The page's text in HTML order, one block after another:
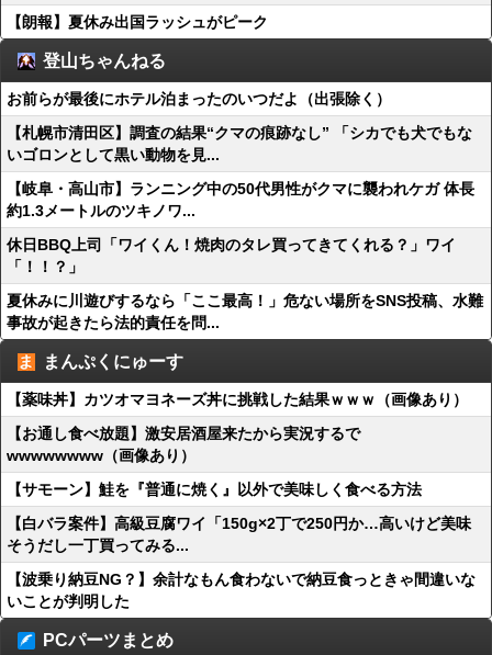
【朗報】夏休み出国ラッシュがピーク
登山ちゃんねる
お前らが最後にホテル泊まったのいつだよ（出張除く）
【札幌市清田区】調査の結果“クマの痕跡なし” 「シカでも犬でもな
いゴロンとして黒い動物を見...
【岐阜・高山市】ランニング中の50代男性がクマに襲われケガ 体長
約1.3メートルのツキノワ...
休日BBQ上司「ワイくん！焼肉のタレ買ってきてくれる？」ワイ
「！！？」
夏休みに川遊びするなら「ここ最高！」危ない場所をSNS投稿、水難
事故が起きたら法的責任を問...
まんぷくにゅーす
【薬味丼】カツオマヨネーズ丼に挑戦した結果ｗｗｗ（画像あり）
【お通し食べ放題】激安居酒屋来たから実況するで
wwwwwwww（画像あり）
【サモーン】鮭を『普通に焼く』以外で美味しく食べる方法
【白バラ案件】高級豆腐ワイ「150g×2丁で250円か…高いけど美味
そうだし一丁買ってみる...
【波乗り納豆NG？】余計なもん食わないで納豆食っときゃ間違いな
いことが判明した
PCパーツまとめ